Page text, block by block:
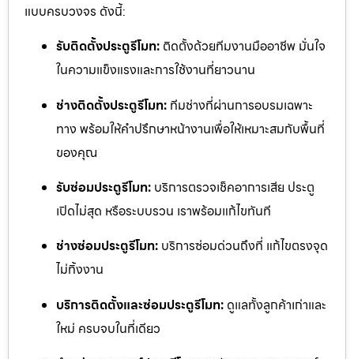
แบบครบวงจร ดังนี้:
รับติดตั้งประตูรีโมท: ติดตั้งด้วยทีมงานมืออาชีพ มั่นใจ
ในความแข็งแรงและการใช้งานที่ยาวนาน
ช่างติดตั้งประตูรีโมท: ทีมช่างที่ผ่านการอบรมเฉพาะ
ทาง พร้อมให้คำปรึกษาหน้างานเพื่อให้เหมาะสมกับพื้นที่
ของคุณ
รับซ่อมประตูรีโมท: บริการตรวจเช็คอาการเสีย ประตู
เปิดไม่สุด หรือระบบรวน เราพร้อมแก้ไขทันที
ช่างซ่อมประตูรีโมท: บริการซ่อมด่วนถึงที่ แก้ไขตรงจุด
ไม่ทิ้งงาน
บริการติดตั้งและซ่อมประตูรีโมท: ดูแลทั้งลูกค้าเก่าและ
ใหม่ ครบจบในที่เดียว